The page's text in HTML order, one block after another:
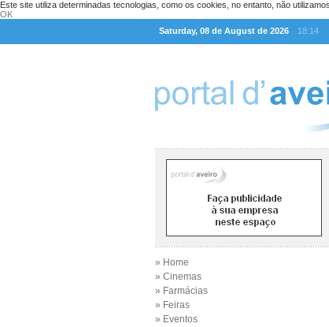
Este site utiliza determinadas tecnologias, como os cookies, no entanto, não
OK
Saturday, 08 de August de 2026
18:14
» Home
» Cinemas
» Farmácias
» Feiras
» Eventos